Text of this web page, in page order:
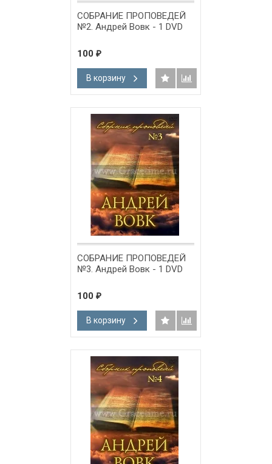
СОБРАНИЕ ПРОПОВЕДЕЙ
№2. Андрей Вовк - 1 DVD
100 ₽
В корзину
СОБРАНИЕ ПРОПОВЕДЕЙ
№3. Андрей Вовк - 1 DVD
100 ₽
В корзину